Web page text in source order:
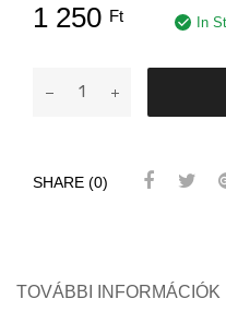
1 250 Ft In
9,5T
M20x1,5
SHARE (0)
TOVÁBBI INFORMÁCIÓK